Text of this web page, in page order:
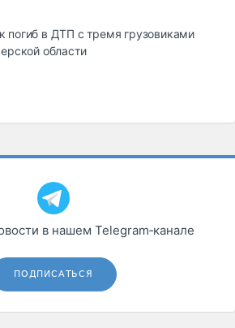
погиб в ДТП с тремя грузовиками
области
в нашем Telegram‑канале
ПОДПИСАТЬСЯ